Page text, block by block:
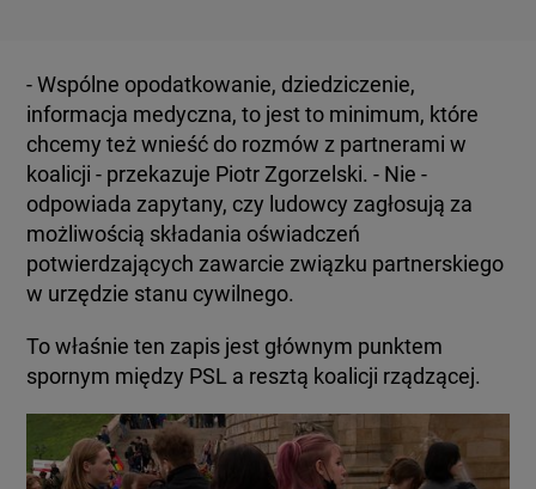
- Wspólne opodatkowanie, dziedziczenie,
informacja medyczna, to jest to minimum, które
chcemy też wnieść do rozmów z partnerami w
koalicji - przekazuje Piotr Zgorzelski. - Nie -
odpowiada zapytany, czy ludowcy zagłosują za
możliwością składania oświadczeń
potwierdzających zawarcie związku partnerskiego
w urzędzie stanu cywilnego.
To właśnie ten zapis jest głównym punktem
spornym między PSL a resztą koalicji rządzącej.